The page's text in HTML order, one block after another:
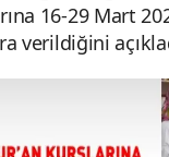
16-29 Mart
verildiğini